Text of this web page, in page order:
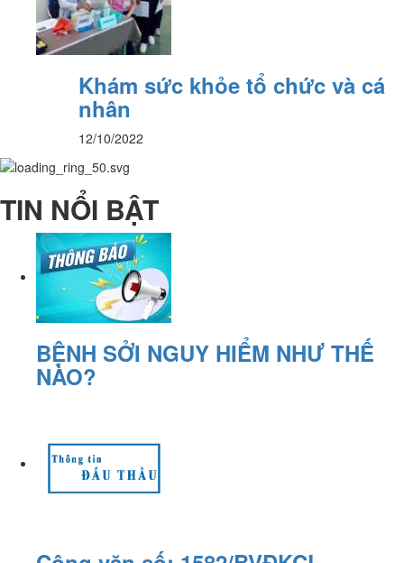
Khám sức khỏe tổ chức và cá
nhân
12/10/2022
TIN NỔI BẬT
BỆNH SỞI NGUY HIỂM NHƯ THẾ
NÀO?